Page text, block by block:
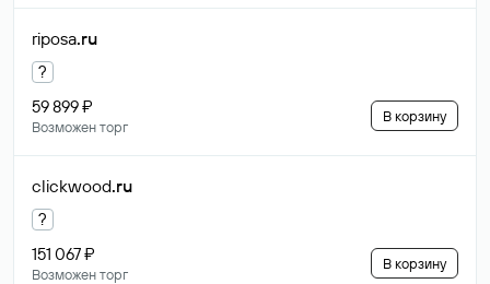
riposa.ru
?
59 899 ₽
Возможен торг
В корзину
clickwood.ru
?
151 067 ₽
Возможен торг
В корзину